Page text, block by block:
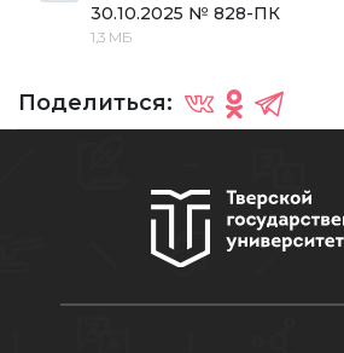
30.10.2025 № 828-ПК
1,3 МБ
Поделиться: